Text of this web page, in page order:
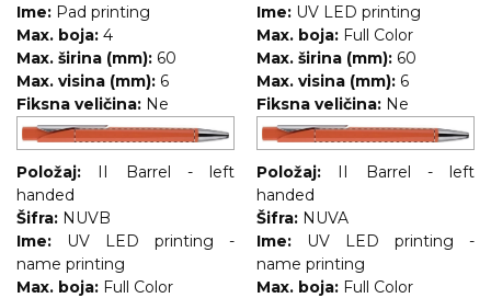
Ime: Pad printing
Max. boja: 4
Max. širina (mm): 60
Max. visina (mm): 6
Fiksna veličina: Ne
Ime: UV LED printing
Max. boja: Full Color
Max. širina (mm): 60
Max. visina (mm): 6
Fiksna veličina: Ne
Položaj:
II Barrel - left
handed
Šifra: NUVB
Ime:
UV LED printing -
name printing
Max. boja: Full Color
Položaj:
II Barrel - left
handed
Šifra: NUVA
Ime:
UV LED printing -
name printing
Max. boja: Full Color